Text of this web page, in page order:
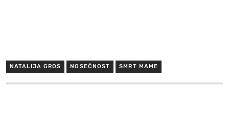
NATALIJA GROS NOSEČNOST SMRT MAME